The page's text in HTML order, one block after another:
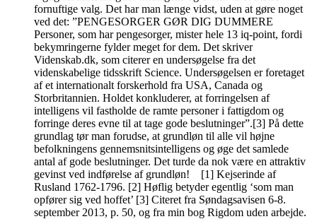
fornuftige valg. Det har man længe vidst, uden at gøre noget
ved det: ”PENGESORGER GØR DIG DUMMERE
Personer, som har pengesorger, mister hele 13 iq-point, fordi
bekymringerne fylder meget for dem. Det skriver
Videnskab.dk, som citerer en undersøgelse fra det
videnskabelige tidsskrift Science. Undersøgelsen er foretaget
af et internationalt forskerhold fra USA, Canada og
Storbritannien. Holdet konkluderer, at forringelsen af
intelligens vil fastholde de ramte personer i fattigdom og
forringe deres evne til at tage gode beslutninger”.[3] På dette
grundlag tør man forudse, at grundløn til alle vil højne
befolkningens gennemsnitsintelligens og øge det samlede
antal af gode beslutninger. Det turde da nok være en attraktiv
gevinst ved indførelse af grundløn! [1] Kejserinde af
Rusland 1762-1796. [2] Høflig betyder egentlig ‘som man
opfører sig ved hoffet’ [3] Citeret fra Søndagsavisen 6-8.
september 2013, p. 50, og fra min bog Rigdom uden arbejde.